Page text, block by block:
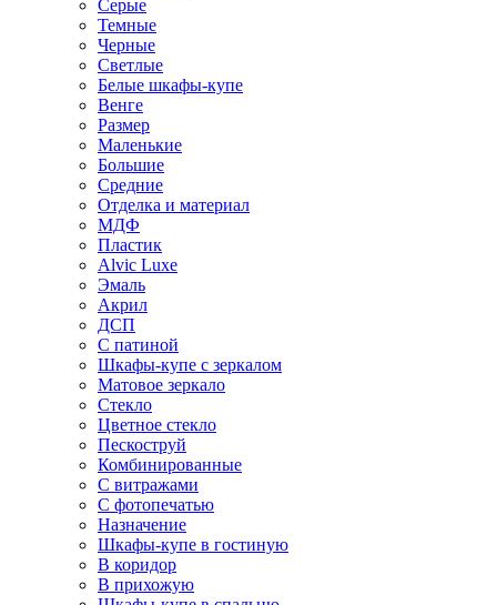
Серые
Темные
Черные
Светлые
Белые шкафы-купе
Венге
Размер
Маленькие
Большие
Средние
Отделка и материал
МДФ
Пластик
Alvic Luxe
Эмаль
Акрил
ДСП
С патиной
Шкафы-купе с зеркалом
Матовое зеркало
Стекло
Цветное стекло
Пескоструй
Комбинированные
С витражами
С фотопечатью
Назначение
Шкафы-купе в гостиную
В коридор
В прихожую